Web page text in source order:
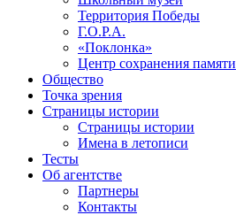
Территория Победы
Г.О.Р.А.
«Поклонка»
Центр сохранения памяти
Общество
Точка зрения
Страницы истории
Страницы истории
Имена в летописи
Тесты
Об агентстве
Партнеры
Контакты